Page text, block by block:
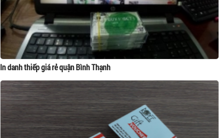
In danh thiếp giá rẻ quận Bình Thạnh